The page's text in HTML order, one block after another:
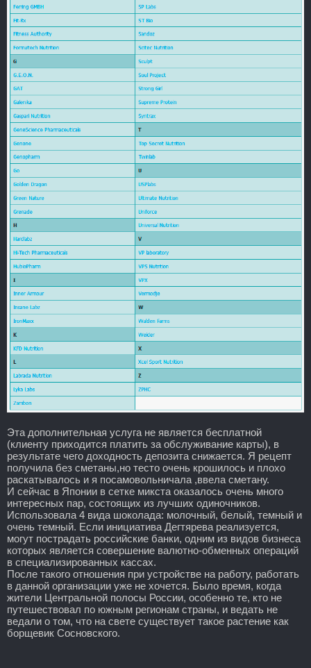
Эта дополнительная услуга не является бесплатной
(клиенту приходится платить за обслуживание карты), в
результате чего доходность депозита снижается. Я рецепт
получила без сметаны,но тесто очень крошилось и плохо
раскатывалось и я посамовольничала ,ввела сметану.
И сейчас в Японии в сетке микста оказалось очень много
интересных пар, состоящих из лучших одиночников.
Использовала 4 вида шоколада: молочный, белый, темный и
очень темный. Если инициатива Дегтярева реализуется,
могут пострадать российские банки, одним из видов бизнеса
которых является совершение валютно-обменных операций
в специализированных кассах.
После такого отношения при устройстве на работу, работать
в данной организации уже не хочется. Было время, когда
жители Центральной полосы России, особенно те, кто не
путешествовал по южным регионам страны, и ведать не
ведали о том, что на свете существует такое растение как
борщевик Сосновского.